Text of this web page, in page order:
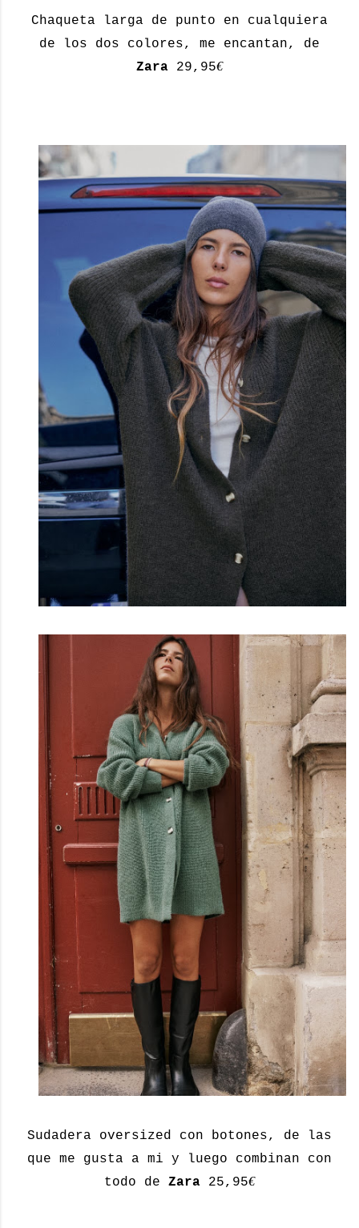
Chaqueta larga de punto en cualquiera
de los dos colores, me encantan, de
Zara 29,95€
Sudadera oversized con botones, de las
que me gusta a mi y luego combinan con
todo de Zara 25,95€